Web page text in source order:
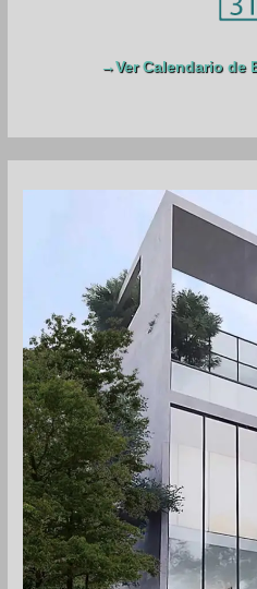
→Ver Calendario de